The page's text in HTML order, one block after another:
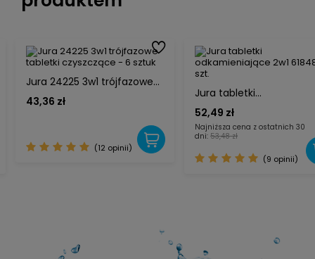
Jura 24225 3w1 trójfazowe
tabletki czyszczące - 6
sztuk
43,36 zł
(12 opinii)
Jura tabletki
odkamieniające 2w1
9 szt.
52,49 zł
Najniższa cena z ostatnich 30
dni: 53,48 zł
(9 opinii)